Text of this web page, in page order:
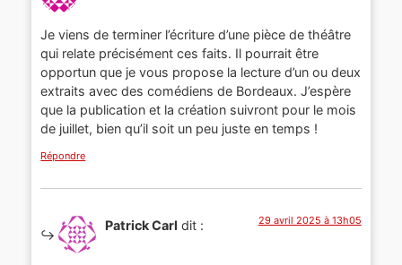
Je viens de terminer l’écriture d’une pièce de théâtre
qui relate précisément ces faits. Il pourrait être
opportun que je vous propose la lecture d’un ou deux
extraits avec des comédiens de Bordeaux. J’espère
que la publication et la création suivront pour le mois
de juillet, bien qu’il soit un peu juste en temps !
Répondre
Patrick Carl dit : 29 avril 2025 à 13h05